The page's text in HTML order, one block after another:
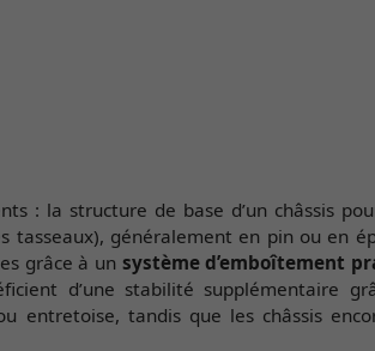
: la structure de base d’un châssis
tasseaux), généralement en pin ou en
grâce à un système d’emboîtement
d’une stabilité supplémentaire
entretoise, tandis que les châssis